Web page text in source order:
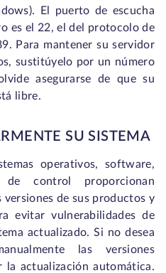
El puerto de escucha
es el 22, el del protocolo de
Para mantener su servidor
sustitúyelo por un número
asegurarse de que su
libre.
SU SISTEMA
operativos, software,
de control proporcionan
de sus productos y
evitar vulnerabilidades de
actualizado. Si no desea
las versiones
la actualización automática.